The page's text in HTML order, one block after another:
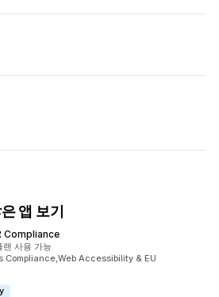
앱 보기
Compliance
랜 사용 가능
Compliance,Web Accessibility & EU